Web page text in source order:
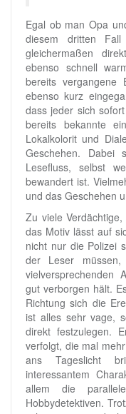
Egal ob man Opa
diesem dritten
gleichermaßen
ebenso schnell
bereits vergangene
ebenso kurz
dass jeder sich
bereits bekannte
Lokalkolorit und
Geschehen. Dabei
Lesefluss, selbst
bewandert ist.
und das Geschehen
Zu viele
das Motiv lässt auf
nicht nur die Polizei
der Leser
vielversprechenden
gut verborgen hält.
Richtung sich die
ist alles sehr vage,
direkt festzulegen.
verfolgt, die mal
ans Tageslicht
interessantem
allem die
Hobbydetektiven.